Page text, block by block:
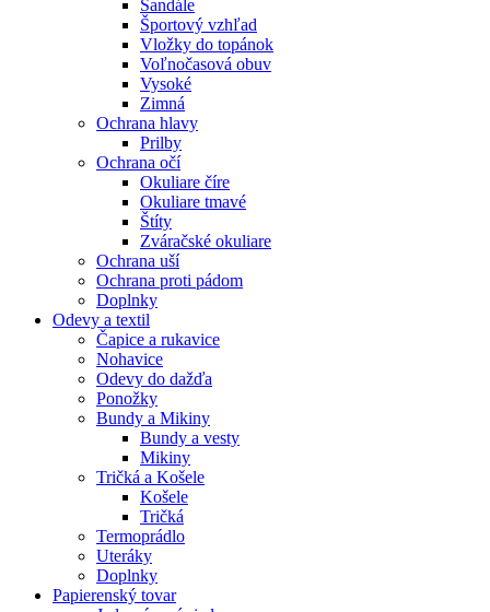
Sandále
Športový vzhľad
Vložky do topánok
Voľnočasová obuv
Vysoké
Zimná
Ochrana hlavy
Prilby
Ochrana očí
Okuliare číre
Okuliare tmavé
Štíty
Zváračské okuliare
Ochrana uší
Ochrana proti pádom
Doplnky
Odevy a textil
Čapice a rukavice
Nohavice
Odevy do dažďa
Ponožky
Bundy a Mikiny
Bundy a vesty
Mikiny
Tričká a Košele
Košele
Tričká
Termoprádlo
Uteráky
Doplnky
Papierenský tovar